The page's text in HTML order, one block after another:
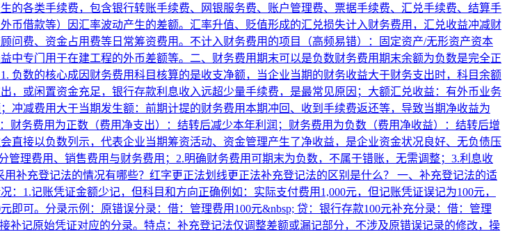
各类手续费，包含银行转账手续费、网银服务费、账户管理费、票据手续费、汇兑手续费、结算手
借款等）因汇率波动产生的差额。汇率升值、贬值形成的汇兑损失计入财务费用，汇兑收益冲减财
问费、资金占用费等日常筹资费用。不计入财务费用的项目（高频易错）：固定资产/无形资产资本
专门用于在建工程的外币差额等。二、财务费用期末可以是负数财务费用期末余额为负数是完全正
负数的核心成因财务费用科目核算的是收支净额，当企业当期的财务收益大于财务支出时，科目余额
，或闲置资金充足，银行存款利息收入远超少量手续费，是最常见原因；大额汇兑收益：有外币业务
减费用大于当期发生额：前期计提的财务费用本期冲回、收到手续费返还等，导致当期净收益为
财务费用为正数（费用净支出）：结转后减少本年利润；财务费用为负数（费用净收益）：结转后增
接以负数列示，代表企业当期筹资活动、资金管理产生了净收益，是企业资金状况良好、无负债压
理费用、销售费用与财务费用；2.明确财务费用可期末为负数，不属于错账，无需调整；3.利息收
用补充登记法的情况有哪些？红字更正法划线更正法补充登记法的区别是什么？ 一、补充登记法的适
1.‌记账凭证金额少记，但科目和方向正确‌例如：实际支付费用1,000元，但记账凭证误记为100元，
可。分录示例：原错误分录：借：管理费用100元&nbsp; 贷：银行存款100元补充分录：借：管理
补记原始凭证对应的分录。‌特点‌：补充登记法仅调整差额或漏记部分，不涉及原错误记录的修改，操